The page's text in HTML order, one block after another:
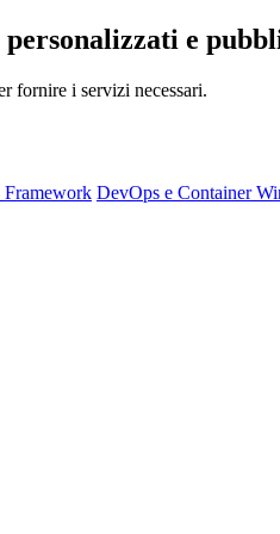
e
fornire i servizi necessari.
DevOps e Container